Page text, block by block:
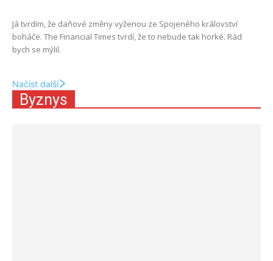
Já tvrdím, že daňové změny vyženou ze Spojeného království
boháče. The Financial Times tvrdí, že to nebude tak horké. Rád
bych se mýlil.
Načíst další
Byznys